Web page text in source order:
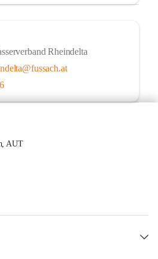
Rheindelta
AUT